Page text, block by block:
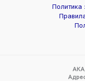
Политика